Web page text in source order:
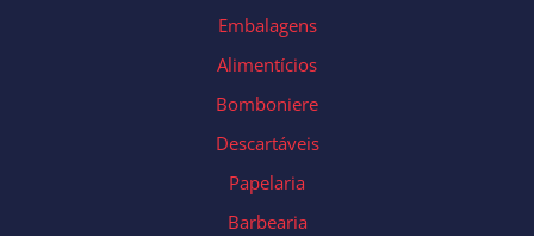
Embalagens
Alimentícios
Bomboniere
Descartáveis
Papelaria
Barbearia